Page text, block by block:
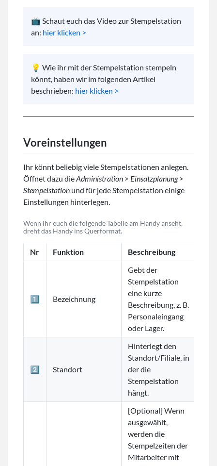
📺 Schaut euch das Video zur Stempelstation
an: hier klicken >
💡 Wie ihr mit der Stempelstation stempeln
könnt, haben wir im folgenden Artikel
beschrieben: hier klicken >
Voreinstellungen
Ihr könnt beliebig viele Stempelstationen anlegen.
Öffnet dazu dieAdministration > Einsatzplanung >
Stempelstation und für jede Stempelstation einige
Einstellungen hinterlegen.
Wenn ihr euch die folgende Tabelle am Handy anseht,
dreht das Handy ins Querformat.
Nr Funktion Beschreibung
1️⃣ Bezeichnung
Gebt der
Stempelstation
eine kurze
Beschreibung, z. B.
Personaleingang
oder Lager.
2️⃣ Standort
Hinterlegt den
Standort/Filiale, in
der die
Stempelstation
hängt.
[Optional] Wenn
ausgewählt,
werden die
Stempelzeiten der
Mitarbeiter mit